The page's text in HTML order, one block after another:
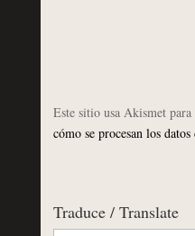
Este sitio usa Akismet
cómo se procesan los
Traduce / Translate